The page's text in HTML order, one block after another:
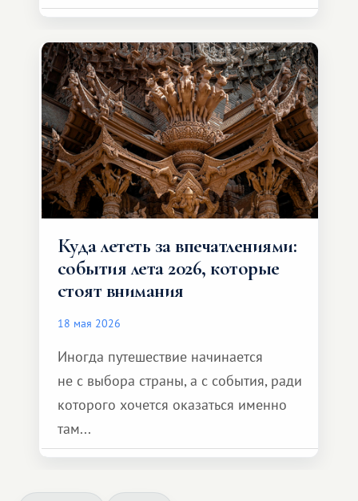
возможности обменной системы
значительно шире. Среди них есть
и Африка — континент, который
способен подарить совершенно иной
формат путешествия.
Куда лететь за впечатлениями:
события лета 2026, которые
стоят внимания
18 мая 2026
Иногда путешествие начинается
не с выбора страны, а с события, ради
которого хочется оказаться именно
там...